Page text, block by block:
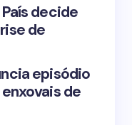
browser for the
decide
de
episódio
de